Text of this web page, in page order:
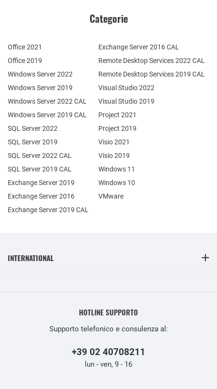
Categorie
Office 2021
Office 2019
Windows Server 2022
Windows Server 2019
Exchange Server 2019
Exchange Server 2016
SQL Server 2022
SQL Server 2019
Windows Server 2022 CAL
Windows Server 2019 CAL
SQL Server 2022 CAL
SQL Server 2019 CAL
Remote Desktop Services 2022 CAL
Remote Desktop Services 2019 CAL
Exchange Server 2019 CAL
Exchange Server 2016 CAL
Visual Studio 2022
Visual Studio 2019
Project 2021
Project 2019
Visio 2021
Visio 2019
Windows 11
Windows 10
VMware
INTERNATIONAL
HOTLINE SUPPORTO
Supporto telefonico e consulenza al:
+39 02 40708211
lun - ven, 9 - 16